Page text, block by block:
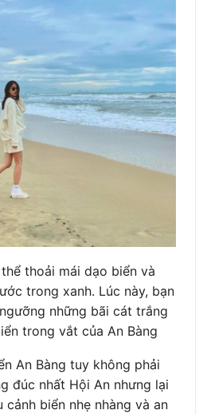
thoải mái dạo biển và
trong xanh. Lúc này, bạn
những bãi cát trắng
trong vắt của An Bàng
An Bàng tuy không phải
đúc nhất Hội An nhưng lại
cảnh biển nhẹ nhàng và an